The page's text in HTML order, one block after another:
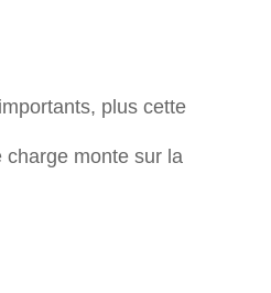
plus cette
charge monte sur la